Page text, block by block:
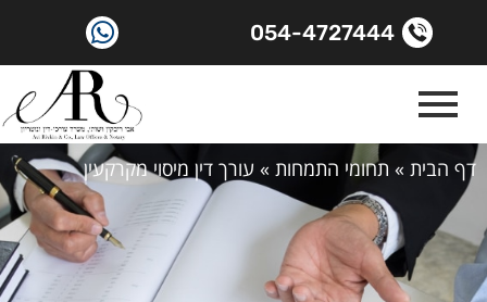
054-4727444
דף הבית » תחומי התמחות » עורך דין מיסוי מקרקעין